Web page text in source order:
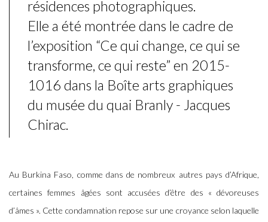
résidences photographiques.
Elle a été montrée dans le cadre de
l’exposition “Ce qui change, ce qui se
transforme, ce qui reste” en 2015-
1016 dans la Boîte arts graphiques
du musée du quai Branly - Jacques
Chirac.
Au Burkina Faso, comme dans de nombreux autres pays d’Afrique,
certaines femmes âgées sont accusées d’être des « dévoreuses
d’âmes ». Cette condamnation repose sur une croyance selon laquelle